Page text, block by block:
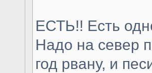
ЕСТЬ!! Есть
Надо на север
год рвану, и